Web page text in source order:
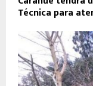
Técnica para